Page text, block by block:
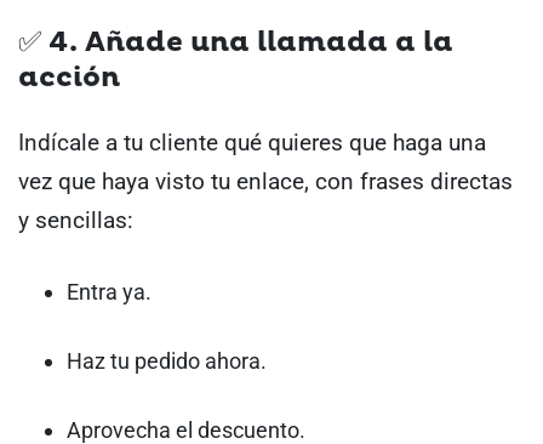
✅ 4. Añade una llamada a la
acción
Indícale a tu cliente qué quieres que haga una
vez que haya visto tu enlace, con frases directas
y sencillas:
Entra ya.
Haz tu pedido ahora.
Aprovecha el descuento.